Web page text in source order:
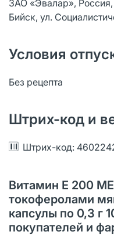
ЗАО «Эвалар»,
Бийск, ул.
Условия
Без рецепта
Штрих-код и
Штрих-код:
Витамин Е 200
токоферолами
капсулы по 0,3 г
покупателей и